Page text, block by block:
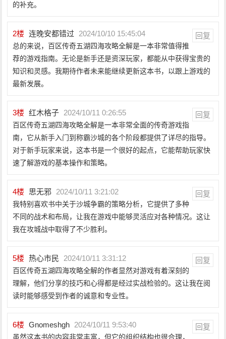
的补充。
2楼 连晚安都错过 2024/10/10 15:45:04 回复
总的来说，百区传奇五湖四海攻略全解是一本非常值得推
荐的游戏指南。无论是新手还是资深玩家，都能从中获得宝贵的
知识和灵感。我期待作者未来能继续更新这本书，以跟上游戏的
最新发展。
3楼 红木格子 2024/10/11 0:26:55 回复
百区传奇五湖四海攻略全解是一本非常全面的传奇游戏指
南，它从新手入门到称霸沙城的各个阶段都提供了详尽的指导。
对于新手玩家来说，这本书是一个很好的起点，它能帮助玩家快
速了解游戏的基本操作和策略。
4楼 思无邪 2024/10/11 3:21:02 回复
我特别喜欢书中关于沙城争霸的策略分析，它提供了多种
不同的战术和布局，让我在游戏中能够灵活应对各种情况。这让
我在攻城战中取得了不少胜利。
5楼 热心市民 2024/10/11 3:31:12 回复
百区传奇五湖四海攻略全解的作者显然对游戏有着深刻的
理解，他们分享的技巧和心得都是经过实战检验的。这让我在阅
读时能够感受到作者的诚意和专业性。
6楼 Gnomeshgh 2024/10/11 9:53:40 回复
虽然这本书的内容非常丰富，但它的组织结构也很合理，